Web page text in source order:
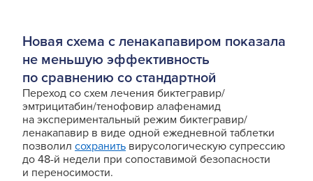
Новая схема с ленакапавиром показала
не меньшую эффективность
по сравнению со стандартной
Переход со схем лечения биктегравир/
эмтрицитабин/тенофовир алафенамид
на экспериментальный режим биктегравир/
ленакапавир в виде одной ежедневной таблетки
позволил сохранить вирусологическую супрессию
до 48-й недели при сопоставимой безопасности
и переносимости.